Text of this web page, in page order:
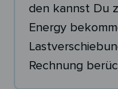
den kannst Du
Energy
Rechnung